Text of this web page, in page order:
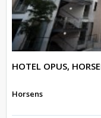
HOTEL OPUS,
Horsens